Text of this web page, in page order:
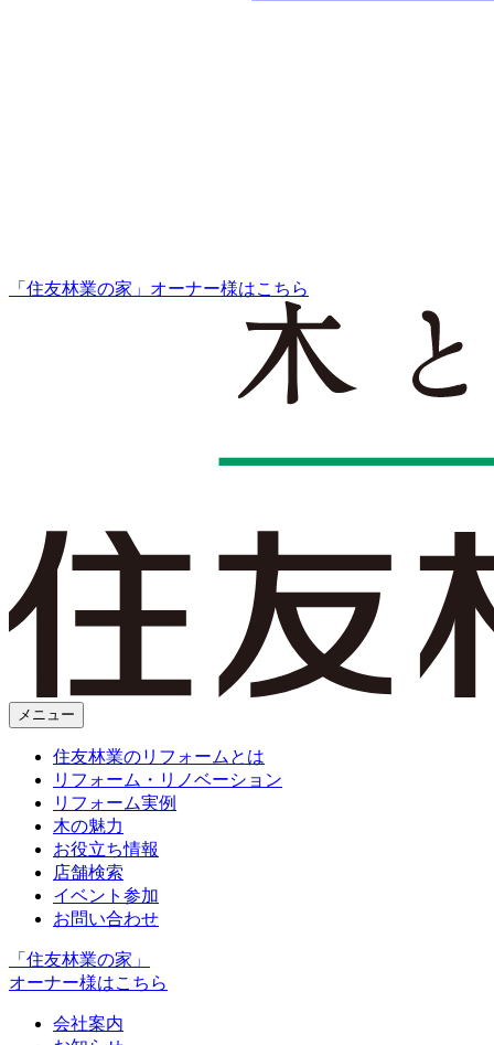
「住友林業の家」オーナー様はこちら
メニュー
住友林業のリフォームとは
リフォーム・リノベーション
リフォーム実例
木の魅力
お役立ち情報
店舗検索
イベント参加
お問い合わせ
「住友林業の家」
オーナー様はこちら
会社案内